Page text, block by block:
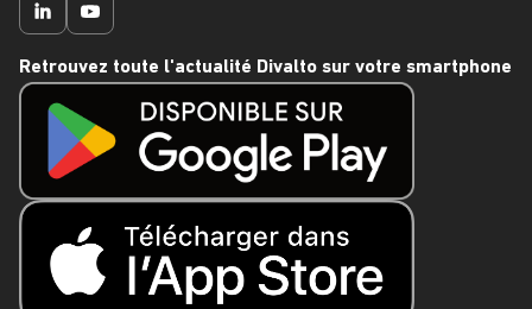
Retrouvez toute l'actualité Divalto sur votre smartphone